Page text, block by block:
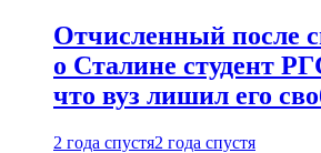
Отчисленный после
о Сталине студент
что вуз лишил его
2 года спустя2 года спустя